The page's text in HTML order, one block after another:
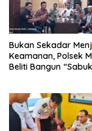
Bukan Sekadar
Keamanan, Polsek
Beliti Bangun “Sabuk